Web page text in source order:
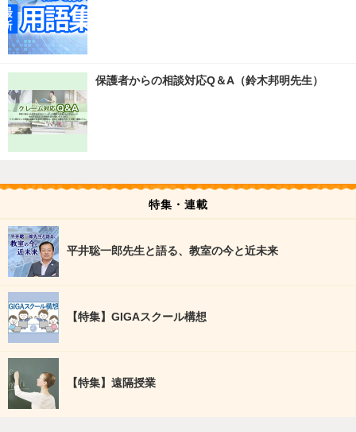
保護者からの相談対応Q＆A（鈴木邦明先生）
特集・連載
平井聡一郎先生と語る、教室の今と近未来
【特集】GIGAスクール構想
【特集】遠隔授業